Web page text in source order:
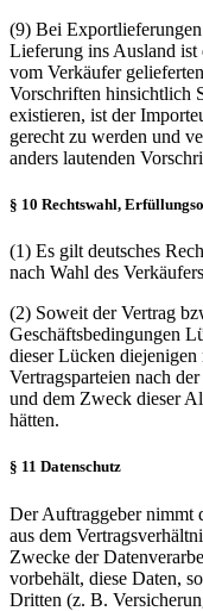
(9) Bei
Lieferung ins Ausland ist
vom Verkäufer
Vorschriften hinsichtlich
existieren, ist der
gerecht zu werden und
anders lautenden
§ 10 Rechtswahl,
(1) Es gilt deutsches
nach Wahl des
(2) Soweit der Vertrag
Geschäftsbedingungen
dieser Lücken
Vertragsparteien nach
und dem Zweck dieser
hätten.
§ 11 Datenschutz
Der Auftraggeber nimmt
aus dem
Zwecke der
vorbehält, diese Daten,
Dritten (z. B.